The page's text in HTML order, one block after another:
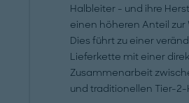
Halbleiter - und ihre
einen höheren Anteil
Dies führt zu einer
Lieferkette mit einer
Zusammenarbeit
und traditionellen Tier-